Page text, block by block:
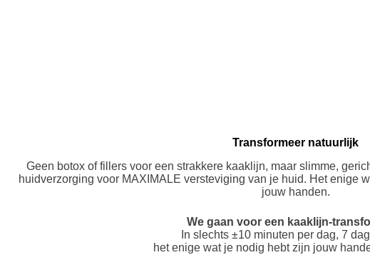
Transformeer natuurlijk
Geen botox of fillers voor een strakkere kaaklijn, maar slimme,
huidverzorging voor MAXIMALE versteviging van je huid. Het enige
jouw handen.
We gaan voor een kaaklijn-
In slechts ±10 minuten per dag, 7
het enige wat je nodig hebt zijn jouw